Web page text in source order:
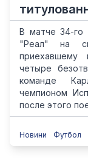
В матче 34-го
"Реал" на
приехавшему
четыре
команде
чемпионом
после этого
Новини Футбол